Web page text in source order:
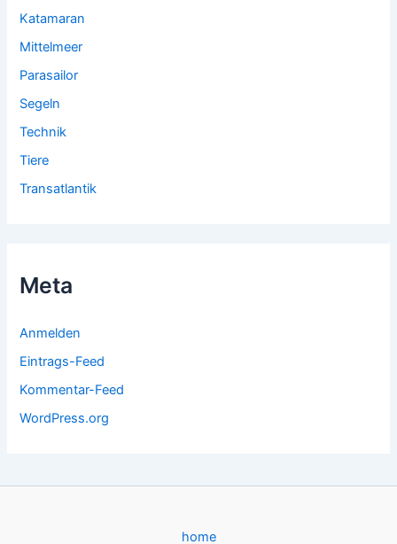
Katamaran
Mittelmeer
Parasailor
Segeln
Technik
Tiere
Transatlantik
Meta
Anmelden
Eintrags-Feed
Kommentar-Feed
WordPress.org
home